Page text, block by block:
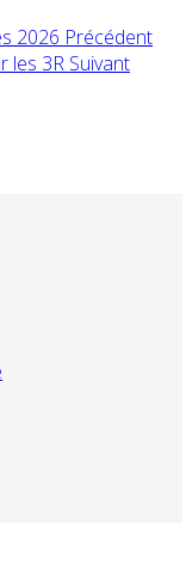
2026 Précédent
les 3R Suivant